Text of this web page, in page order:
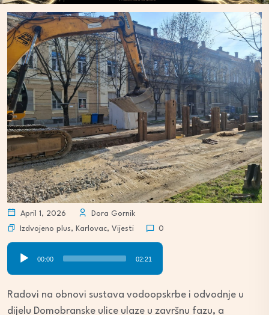
April 1, 2026
Dora Gornik
Izdvojeno plus, Karlovac, Vijesti 0
Audio
Player
00:00 02:21
Radovi na obnovi sustava vodoopskrbe i odvodnje u
dijelu Domobranske ulice ulaze u završnu fazu, a